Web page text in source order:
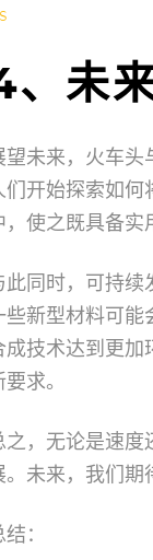
、未
望未来，火车头
们开始探索如何
，使之既具备实
此同时，可持续
些新型材料可能
成技术达到更加
要求。
之，无论是速度
。未来，我们期
：